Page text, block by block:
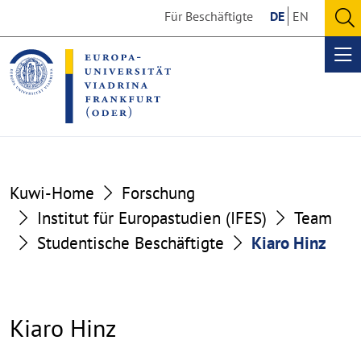
the
content
section
the
footer
section
Für Beschäftigte DE EN
Kuwi-Home
Forschung
Institut für Europastudien (IFES)
Team
Studentische Beschäftigte
Kiaro Hinz
Kiaro Hinz